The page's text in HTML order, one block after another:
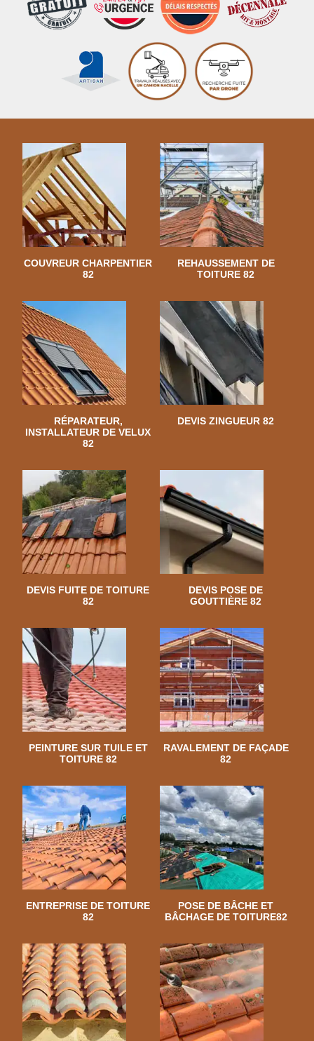
COUVREUR CHARPENTIER
82
REHAUSSEMENT DE
TOITURE 82
RÉPARATEUR,
INSTALLATEUR DE VELUX
82
DEVIS ZINGUEUR 82
DEVIS FUITE DE TOITURE
82
DEVIS POSE DE
GOUTTIÈRE 82
PEINTURE SUR TUILE ET
TOITURE 82
RAVALEMENT DE FAÇADE
82
ENTREPRISE DE TOITURE
82
POSE DE BÂCHE ET
BÂCHAGE DE TOITURE82